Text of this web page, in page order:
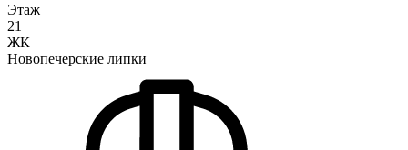
Этаж
21
ЖК
Новопечерские липки